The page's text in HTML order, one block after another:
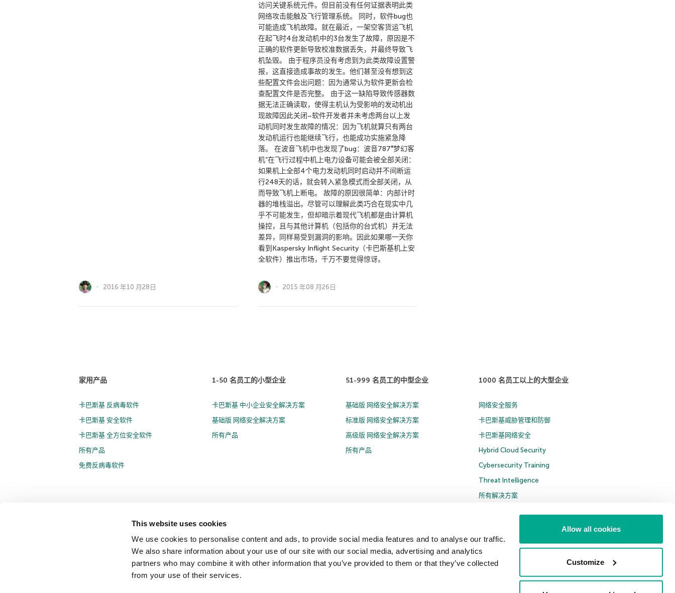
This website uses cookies
We use cookies to personalise content and ads, to provide social media features and to analyse our traffic.
We also share information about your use of our site with our social media, advertising and analytics
partners who may combine it with other information that you’ve provided to them or that they’ve collected
from your use of their services.
Allow all cookies
Customize
2016 年10 月28日
访问关键系统元件。但目前没有任何证据表明此类
网络攻击能触及飞行管理系统。 同时，软件bug也
可能造成飞机故障。就在最近，一架空客货运飞机
在起飞时4台发动机中的3台发生了故障，原因是不
正确的软件更新导致校准数据丢失，并最终导致飞
机坠毁。 由于程序员没有考虑到为此类故障设置警
报，这直接造成事故的发生。他们甚至没有想到这
些配置文件会出问题：因为通常认为软件更新会检
查配置文件是否完整。 由于这一缺陷导致传感器数
据无法正确读取，使得主机认为受影响的发动机出
现故障因此关闭–软件开发者并未考虑两台以上发
动机同时发生故障的情况：因为飞机就算只有两台
发动机运行也能继续飞行，也能成功实施紧急降
落。 在波音飞机中也发现了bug：波音787″梦幻客
机”在飞行过程中机上电力设备可能会被全部关闭：
如果机上全部4个电力发动机同时启动并不间断运
行248天的话，就会转入紧急模式而全部关闭，从
而导致飞机上断电。 故障的原因很简单：内部计时
器的堆栈溢出。尽管可以理解此类巧合在现实中几
乎不可能发生，但却暗示着现代飞机都是由计算机
操控，且与其他计算机（包括你的台式机）并无法
差异，同样易受到漏洞的影响。因此如果哪一天你
看到Kaspersky Inflight Security（卡巴斯基机上安
全软件）推出市场，千万不要觉得惊讶。
2015 年08 月26日
家用产品
卡巴斯基 反病毒软件
卡巴斯基 安全软件
卡巴斯基 全方位安全软件
所有产品
免费反病毒软件
1-50 名员工的小型企业
卡巴斯基 中小企业安全解决方案
基础版 网络安全解决方案
所有产品
51-999 名员工的中型企业
基础版 网络安全解决方案
标准版 网络安全解决方案
高级版 网络安全解决方案
所有产品
1000 名员工以上的大型企业
网络安全服务
卡巴斯基威胁管理和防御
卡巴斯基网络安全
Hybrid Cloud Security
Cybersecurity Training
Threat Intelligence
所有解决方案
© 2026 年 AO Kaspersky Lab 版权所有并保留所有权利。 隐私策略 反腐败政策 许可协议 B2C 许可协议 B2B
License Agreement B2B
京公网安备 11010102001169号
资源中心